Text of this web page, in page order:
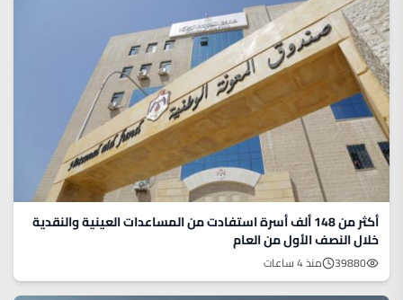
أكثر من 148 ألف أسرة استفادت من المساعدات العينية والنقدية
خلال النصف الأول من العام
39880 منذ 4 ساعات